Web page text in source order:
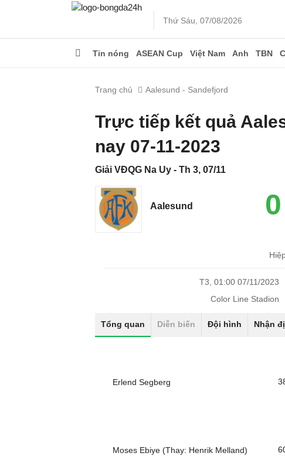
Thứ Sáu, 07/08/2026
Tin nóng ASEAN Cup Việt Nam Anh TBN
Trang chủ Aalesund - Sandefjord
Trực tiếp kết quả
nay 07-11-2023
Giải VĐQG Na Uy - Th 3, 07/11
Aalesund
T3, 01:00 07/11/2023
Color Line Stadion
Tổng quan Diễn biến Đội hình Nhận
Erlend Segberg
Moses Ebiye (Thay: Henrik Melland)